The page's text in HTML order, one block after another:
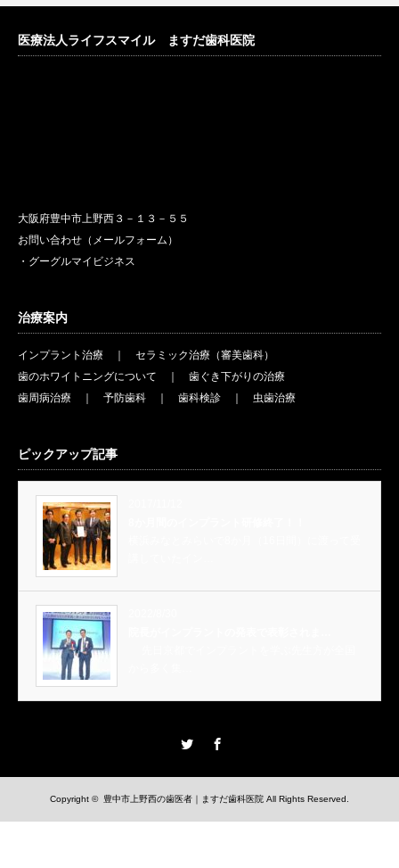
医療法人ライフスマイル ますだ歯科医院
大阪府豊中市上野西３－１３－５５
お問い合わせ（メールフォーム）
・グーグルマイビジネス
治療案内
インプラント治療 ｜ セラミック治療（審美歯科）
歯のホワイトニングについて ｜ 歯ぐき下がりの治療
歯周病治療 ｜ 予防歯科 ｜ 歯科検診 ｜ 虫歯治療
ピックアップ記事
Copyright © 豊中市上野西の歯医者｜ますだ歯科医院 All Rights Reserved.